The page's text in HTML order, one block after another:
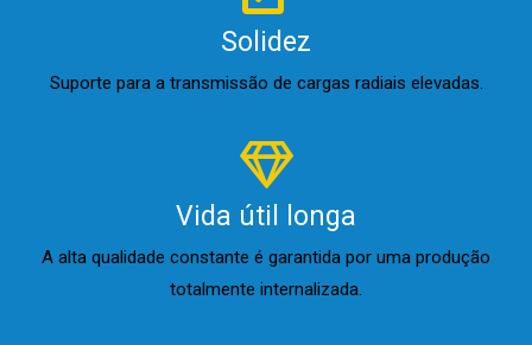
Solidez
Suporte para a transmissão de cargas radiais elevadas.
Vida útil longa
A alta qualidade constante é garantida por uma produção
totalmente internalizada.